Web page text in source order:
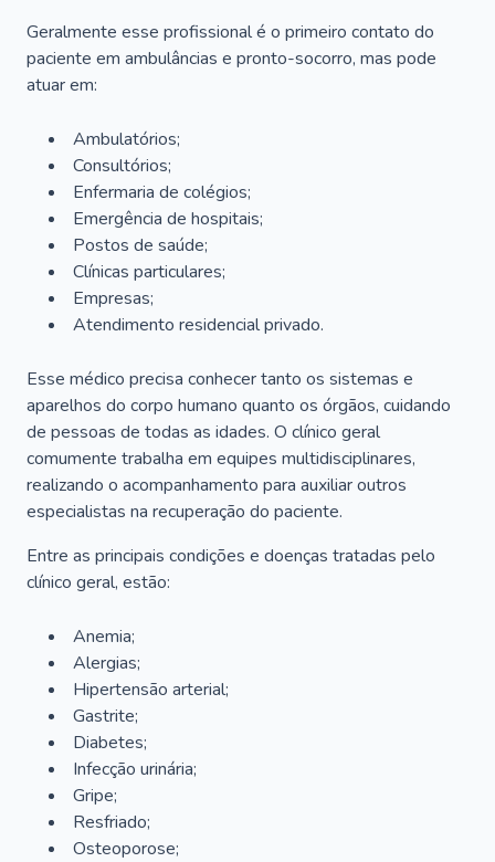
Geralmente esse profissional é o primeiro contato do
paciente em ambulâncias e pronto-socorro, mas pode
atuar em:
Ambulatórios;
Consultórios;
Enfermaria de colégios;
Emergência de hospitais;
Postos de saúde;
Clínicas particulares;
Empresas;
Atendimento residencial privado.
Esse médico precisa conhecer tanto os sistemas e
aparelhos do corpo humano quanto os órgãos, cuidando
de pessoas de todas as idades. O clínico geral
comumente trabalha em equipes multidisciplinares,
realizando o acompanhamento para auxiliar outros
especialistas na recuperação do paciente.
Entre as principais condições e doenças tratadas pelo
clínico geral, estão:
Anemia;
Alergias;
Hipertensão arterial;
Gastrite;
Diabetes;
Infecção urinária;
Gripe;
Resfriado;
Osteoporose;